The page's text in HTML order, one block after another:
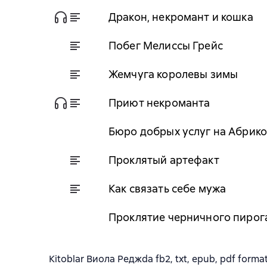
Дракон, некромант и кошка
Побег Мелиссы Грейс
Жемчуга королевы зимы
Приют некроманта
Бюро добрых услуг на
Проклятый артефакт
Как связать себе мужа
Проклятие черничного
Kitoblar Виола Реджda fb2, txt, epub, pdf